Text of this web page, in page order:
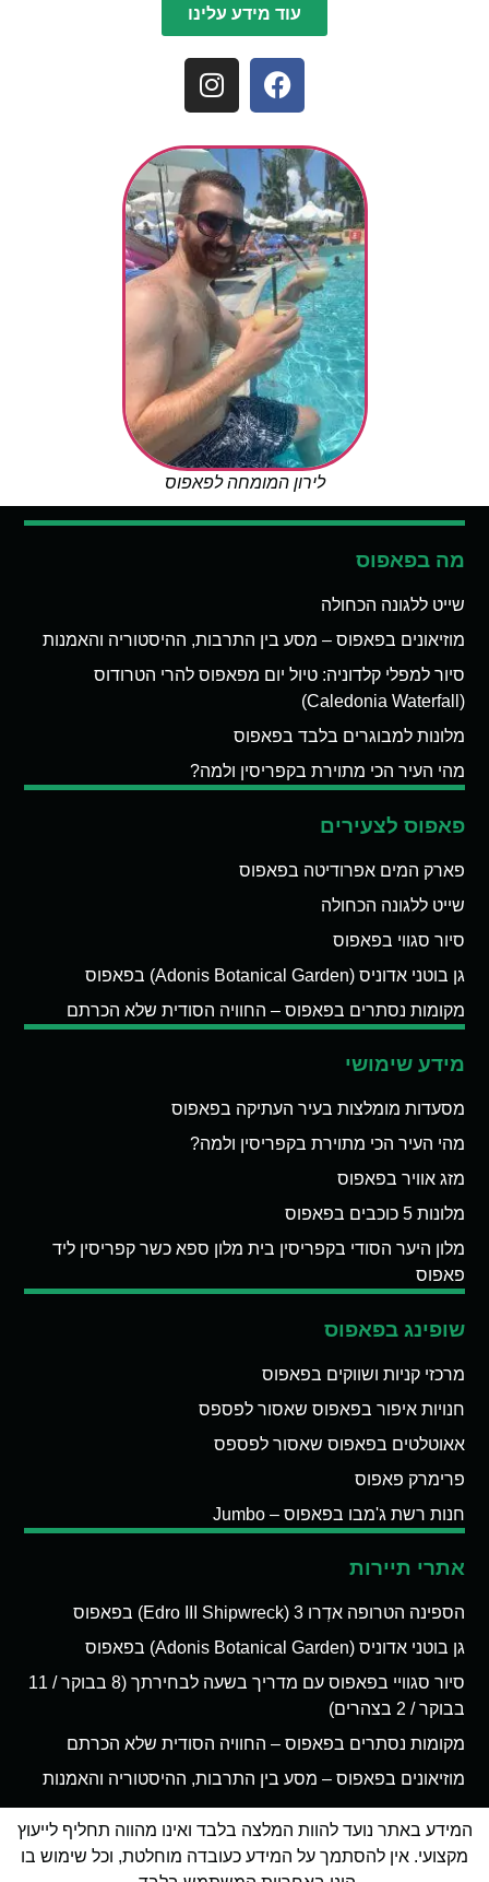
עוד מידע עלינו
לירון המומחה לפאפוס
מה בפאפוס
שייט ללגונה הכחולה
מוזיאונים בפאפוס – מסע בין התרבות, ההיסטוריה והאמנות
סיור למפלי קלדוניה: טיול יום מפאפוס להרי הטרודוס
(Caledonia Waterfall)
מלונות למבוגרים בלבד בפאפוס
מהי העיר הכי מתוירת בקפריסין ולמה?
פאפוס לצעירים
פארק המים אפרודיטה בפאפוס
שייט ללגונה הכחולה
סיור סגווי בפאפוס
גן בוטני אדוניס (Adonis Botanical Garden) בפאפוס
מקומות נסתרים בפאפוס – החוויה הסודית שלא הכרתם
מידע שימושי
מסעדות מומלצות בעיר העתיקה בפאפוס
מהי העיר הכי מתוירת בקפריסין ולמה?
מזג אוויר בפאפוס
מלונות 5 כוכבים בפאפוס
מלון היער הסודי בקפריסין בית מלון ספא כשר קפריסין ליד
פאפוס
שופינג בפאפוס
מרכזי קניות ושווקים בפאפוס
חנויות איפור בפאפוס שאסור לפספס
אאוטלטים בפאפוס שאסור לפספס
פרימרק פאפוס
חנות רשת ג'מבו בפאפוס – Jumbo
אתרי תיירות
הספינה הטרופה אדְרו 3 (Edro III Shipwreck) בפאפוס
גן בוטני אדוניס (Adonis Botanical Garden) בפאפוס
סיור סגוויי בפאפוס עם מדריך בשעה לבחירתך (8 בבוקר / 11
בבוקר / 2 בצהרים)
מקומות נסתרים בפאפוס – החוויה הסודית שלא הכרתם
מוזיאונים בפאפוס – מסע בין התרבות, ההיסטוריה והאמנות
המידע באתר נועד להוות המלצה בלבד ואינו מהווה תחליף לייעוץ
מקצועי. אין להסתמך על המידע כעובדה מוחלטת, וכל שימוש בו